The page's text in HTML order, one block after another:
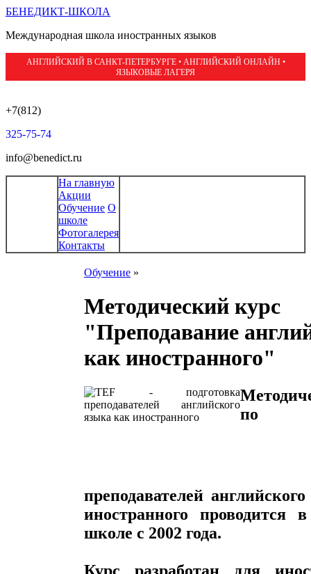
БЕНЕДИКТ-ШКОЛА
Международная школа иностранных языков
АНГЛИЙСКИЙ В САНКТ-ПЕТЕРБУРГЕ • АНГЛИЙСКИЙ ОНЛАЙН •
ЯЗЫКОВЫЕ ЛАГЕРЯ
+7(812)
325-75-74
info@benedict.ru
На главную
Акции
Обучение О
школе
Фотогалерея
Контакты
Обучение »
Методический курс
"Преподавание
как иностранного"
по
преподавателей
иностранного проводится
школе с 2002 года.